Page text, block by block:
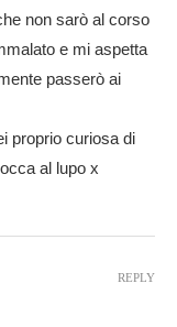
non sarò al corso
e mi aspetta
passerò ai
proprio curiosa di
al lupo x
REPLY